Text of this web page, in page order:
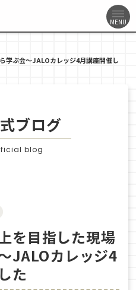
学ぶ会〜JALOカレッジ4月講座開催し
ブログ
blog
を目指した現場
JALOカレッジ4
た